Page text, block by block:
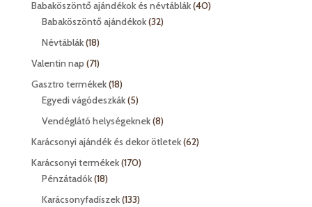
Babaköszöntő ajándékok és névtáblák 4040
Babaköszöntő ajándékok 3232
Névtáblák 1818
termék
Valentin nap 7171
termék
Gasztro termékek 1818
termék
Egyedi vágódeszkák 55
termék
Vendéglátó helységeknek 88
termék
Karácsonyi ajándék és dekor ötletek 6262
Karácsonyi termékek 170170
Pénzátadók 1818
termék
Karácsonyfadíszek 133133